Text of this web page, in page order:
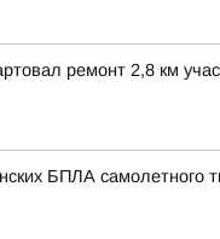
ремонт 2,8 км
БПЛА